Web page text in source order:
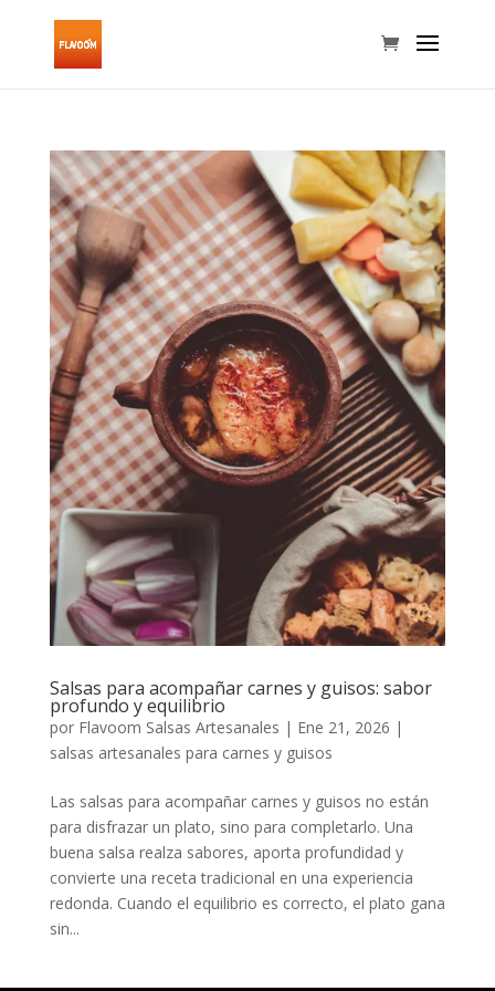
Salsas para acompañar carnes y guisos: sabor
profundo y equilibrio
por Flavoom Salsas Artesanales | Ene 21, 2026 |
salsas artesanales para carnes y guisos
Las salsas para acompañar carnes y guisos no están
para disfrazar un plato, sino para completarlo. Una
buena salsa realza sabores, aporta profundidad y
convierte una receta tradicional en una experiencia
redonda. Cuando el equilibrio es correcto, el plato gana
sin...